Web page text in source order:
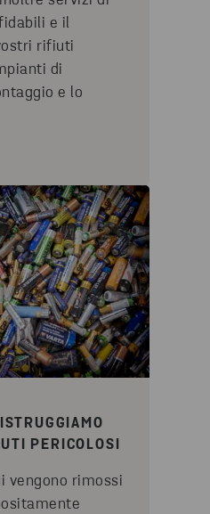
e il
rifiuti
di
e lo
PERICOLOSI
vengono rimossi